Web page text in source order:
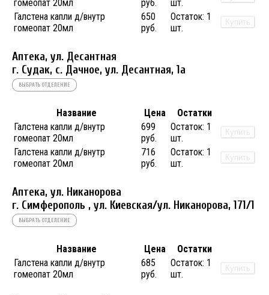
гомеопат 20мл
руб.
шт.
Галстена капли д/внутр
гомеопат 20мл
650
руб.
Остаток: 1
шт.
Купить
Аптека, ул. Десантная
г. Судак, с. Дачное, ул. Десантная, 1а
ВЫБРАТЬ ОТДЕЛЕНИЕ
Название Цена
Остатки
Галстена капли д/внутр
гомеопат 20мл
699
руб.
Остаток: 1
шт.
Купить
Галстена капли д/внутр
гомеопат 20мл
716
руб.
Остаток: 1
шт.
Купить
Аптека, ул. Никанорова
г. Симферополь , ул. Киевская/ул. Никанорова, 171/1
ВЫБРАТЬ ОТДЕЛЕНИЕ
Название Цена
Остатки
Галстена капли д/внутр
гомеопат 20мл
685
руб.
Остаток: 1
шт.
Купить